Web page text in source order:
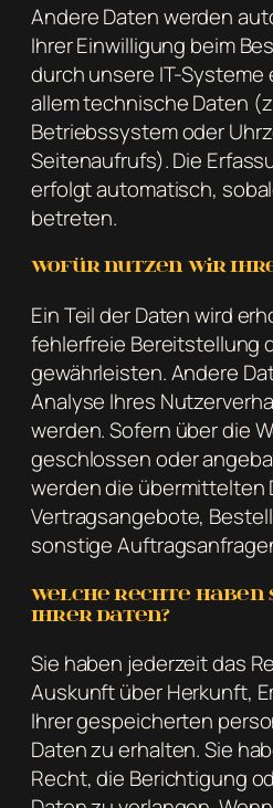
Andere Daten werden
Ihrer Einwilligung beim
durch unsere IT-Systeme
allem technische Daten
Betriebssystem oder
Seitenaufrufs). Die
erfolgt automatisch,
betreten.
Wofür nutzen wir
Ein Teil der Daten wird
fehlerfreie Bereitstellung
gewährleisten. Andere
Analyse Ihres
werden. Sofern über die
geschlossen oder
werden die übermittelten
Vertragsangebote,
sonstige
Welche Rechte haben
Ihrer Daten?
Sie haben jederzeit das
Auskunft über Herkunft,
Ihrer gespeicherten
Daten zu erhalten. Sie
Recht, die Berichtigung